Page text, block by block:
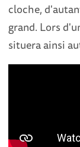
cloche,
grand. Lors
situera ainsi